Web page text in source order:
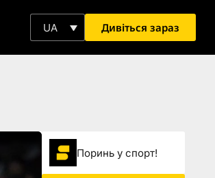
UA Дивіться зараз
Поринь у спорт!